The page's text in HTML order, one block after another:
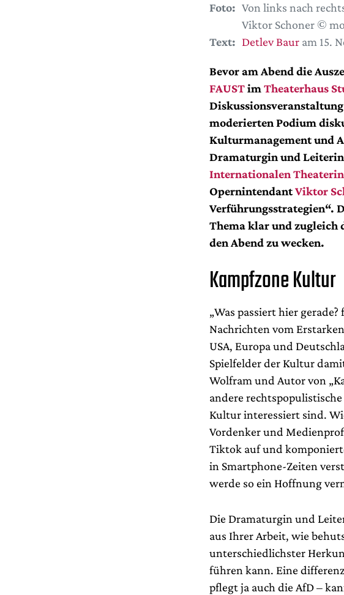
Foto: Von links nach
Viktor Schoner ©
Text: Detlev Bauram 15.
Bevor am Abend die
FAUSTimTheaterhaus
moderierten Podium
Kulturmanagement und
Dramaturgin und
Internationalen
OpernintendantViktor
Verführungsstrategien“.
Thema klar und zugleich
den Abend zu wecken.
Kampfzone Kultur
„Was passiert hier
Nachrichten vom
USA, Europa und
Spielfelder der Kultur
Wolfram und Autor von
andere
Kultur interessiert sind.
Vordenker und
Tiktok auf und
in Smartphone-Zeiten
werde so ein Hoffnung
Die Dramaturgin und
aus Ihrer Arbeit, wie
unterschiedlichster
führen kann. Eine
pflegt ja auch die AfD –